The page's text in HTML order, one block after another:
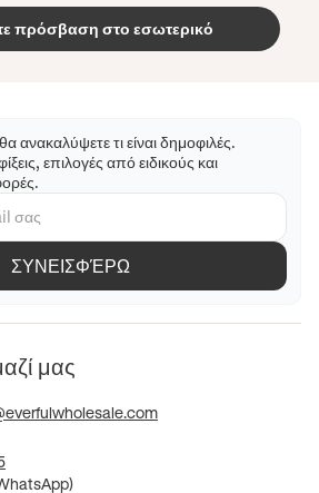
πρόσβαση στο εσωτερικό
ανακαλύψετε τι είναι δημοφιλές.
επιλογές από ειδικούς και
ΣΥΝΕΙΣΦΈΡΩ
μας